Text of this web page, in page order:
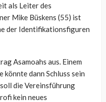
als Leiter des
Mike Büskens (55) ist
der Identifikationsfiguren
Asamoahs aus. Einem
könnte dann Schluss sein
die Vereinsführung
kein neues